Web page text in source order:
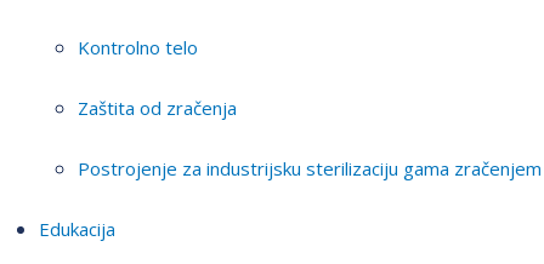
Kontrolno telo
Zaštita od zračenja
Postrojenje za industrijsku sterilizaciju gama zračenjem
Edukacija